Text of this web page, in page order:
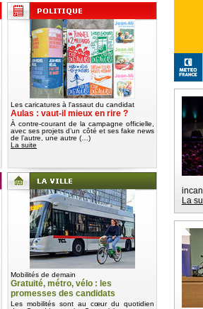
Les caricatures à l'assaut du candidat
Aulas : vaut-il mieux en rire ?
À contre-courant de la campagne officielle,
avec ses projets d’un côté et ses fake news
de l’autre, une autre (…)
La suite
Mobilités de demain
Gratuité, métro, vélo : les
promesses des candidats
Les mobilités sont au cœur du quotidien
La